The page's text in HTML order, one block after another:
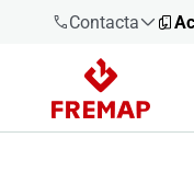
Contacta
900 61 00
61